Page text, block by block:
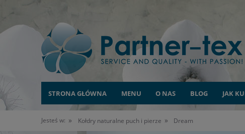
STRONA GŁÓWNA MENU O NAS BLOG JAK
Jesteś w: » Kołdry naturalne puch i pierze » Dream